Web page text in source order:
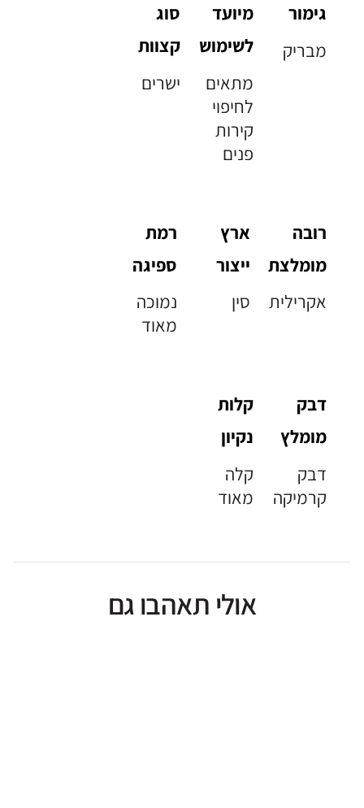
גימור
מבריק
מיועד
לשימוש
מתאים
לחיפוי
קירות
פנים
סוג
קצוות
ישרים
רובה
מומלצת
אקרילית
ארץ
ייצור
סין
רמת
ספיגה
נמוכה
מאוד
דבק
מומלץ
דבק
קרמיקה
קלות
נקיון
קלה
מאוד
אולי תאהבו גם